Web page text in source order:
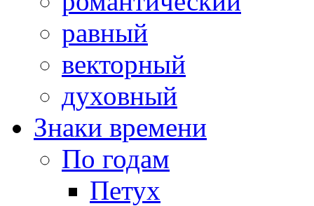
равный
векторный
духовный
Знаки времени
По годам
Петух